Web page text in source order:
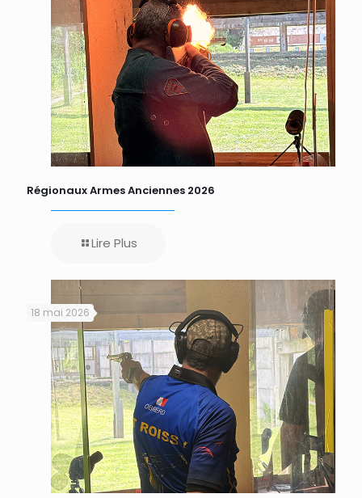
Régionaux Armes Anciennes 2026
Lire Plus
18 mai 2026